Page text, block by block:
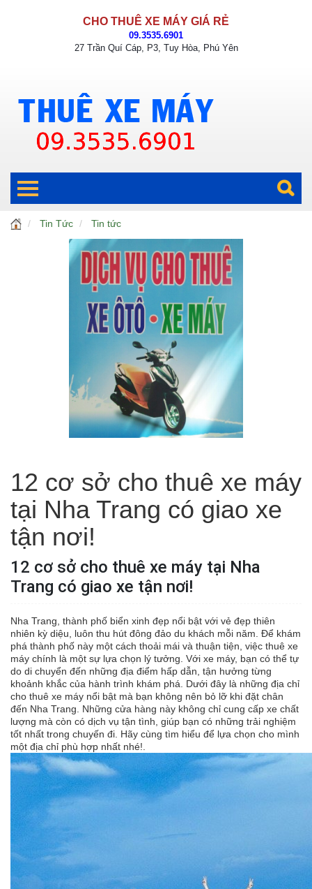
CHO THUÊ XE MÁY GIÁ RẺ
09.3535.6901
27 Trần Quí Cáp, P3, Tuy Hòa, Phú Yên
Tin Tức Tin tức
12 cơ sở cho thuê xe máy
tại Nha Trang có giao xe
tận nơi!
12 cơ sở cho thuê xe máy tại Nha
Trang có giao xe tận nơi!
Nha Trang, thành phố biển xinh đẹp nổi bật với vẻ đẹp thiên
nhiên kỳ diệu, luôn thu hút đông đảo du khách mỗi năm. Để khám
phá thành phố này một cách thoải mái và thuận tiện, việc thuê xe
máy chính là một sự lựa chọn lý tưởng. Với xe máy, bạn có thể tự
do di chuyển đến những địa điểm hấp dẫn, tận hưởng từng
khoảnh khắc của hành trình khám phá. Dưới đây là những địa chỉ
cho thuê xe máy nổi bật mà bạn không nên bỏ lỡ khi đặt chân
đến Nha Trang. Những cửa hàng này không chỉ cung cấp xe chất
lượng mà còn có dịch vụ tận tình, giúp bạn có những trải nghiệm
tốt nhất trong chuyến đi. Hãy cùng tìm hiểu để lựa chọn cho mình
một địa chỉ phù hợp nhất nhé!.